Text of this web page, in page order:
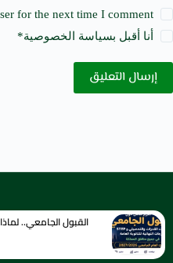
for the next time I comment.
أنا أقبل بسياسة الخصوصية*
إرسال التعليق
القبول الجامعي..